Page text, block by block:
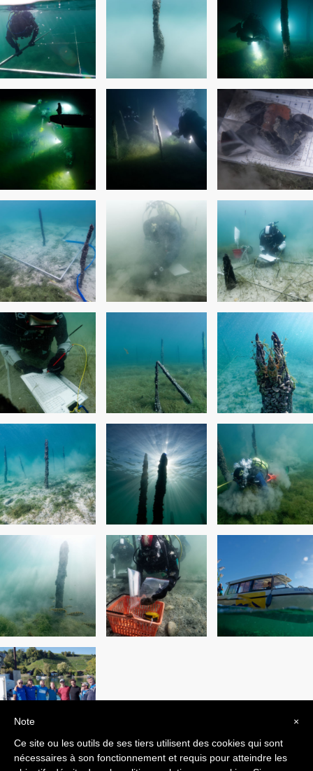
×
Note
Ce site ou les outils de ses tiers utilisent des cookies qui sont
nécessaires à son fonctionnement et requis pour atteindre les